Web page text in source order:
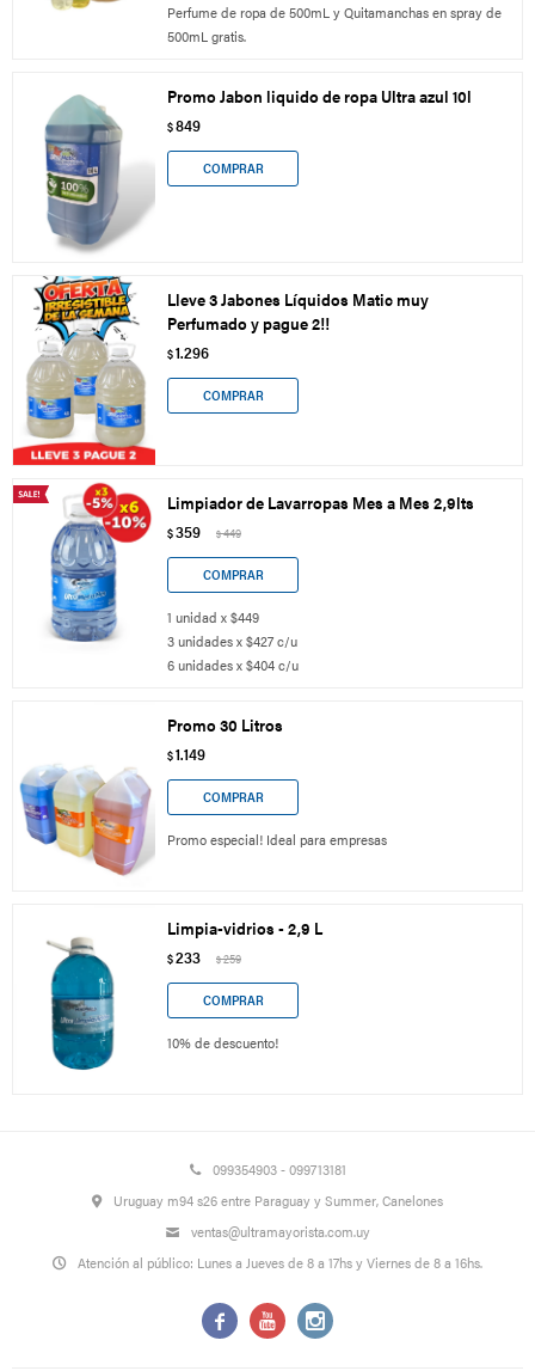
Perfume de ropa de 500mL y Quitamanchas en spray de
500mL gratis.
Promo Jabon liquido de ropa Ultra azul 10l
$849
Lleve 3 Jabones Líquidos Matic muy
Perfumado y pague 2!!
$1.296
Limpiador de Lavarropas Mes a Mes 2,9lts
$359 $449
1 unidad x $449
3 unidades x $427 c/u
6 unidades x $404 c/u
Promo 30 Litros
$1.149
Promo especial! Ideal para empresas
Limpia-vidrios - 2,9 L
$233 $259
10% de descuento!
099354903 - 099713181
Uruguay m94 s26 entre Paraguay y Summer, Canelones
ventas@ultramayorista.com.uy
Atención al público: Lunes a Jueves de 8 a 17hs y Viernes de 8 a 16hs.
  